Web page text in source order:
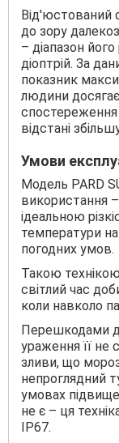
Від'юстований
до зору
– діапазон
діоптрій. За
показник
людини
спостереження
відстані
Умови
Модель PARD
використання
ідеальною
температури
погодних умов.
Такою
світлий час
коли навколо
Перешкодами
ураження її не
зливи, що
непроглядний
умовах
не є – ця
IP67.